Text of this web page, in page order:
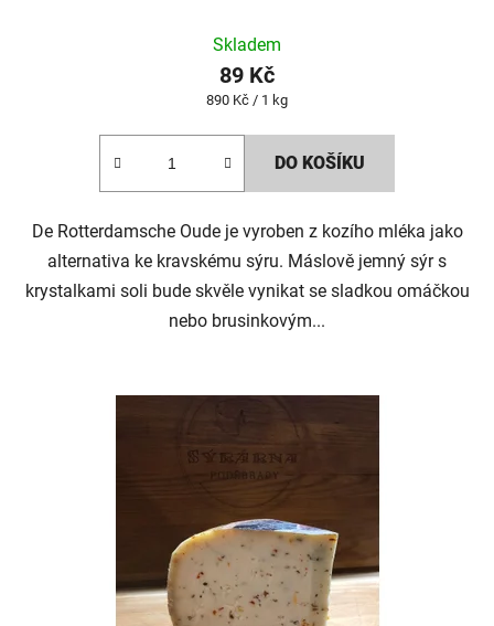
Skladem
89 Kč
Měrná
890 Kč / 1 kg
DO KOŠÍKU
De Rotterdamsche Oude je vyroben z kozího mléka jako
alternativa ke kravskému sýru. Máslově jemný sýr s
krystalkami soli bude skvěle vynikat se sladkou omáčkou
nebo brusinkovým...